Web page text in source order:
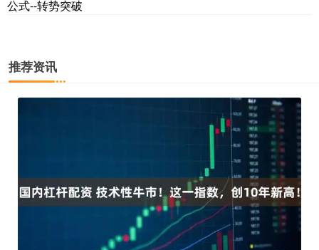
公式--转势突破
推荐资讯